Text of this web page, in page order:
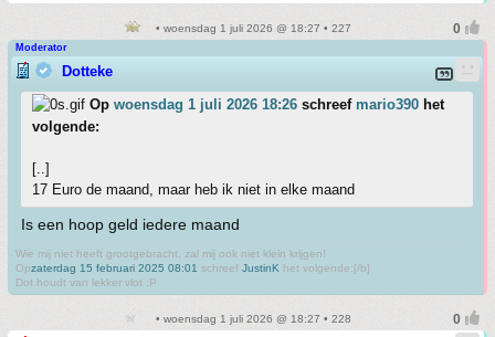
• woensdag 1 juli 2026 @ 18:27 • 227
Moderator
Dotteke
Op woensdag 1 juli 2026 18:26 schreef mario390 het
volgende:
[..]
17 Euro de maand, maar heb ik niet in elke maand
Is een hoop geld iedere maand
Wie mij niet heeft grootgebracht, zal mij ook niet klein krijgen!
Opzaterdag 15 februari 2025 08:01 schreef JustinK het volgende:[/b]
Dot houdt van lekker vlot :P
• woensdag 1 juli 2026 @ 18:27 • 228